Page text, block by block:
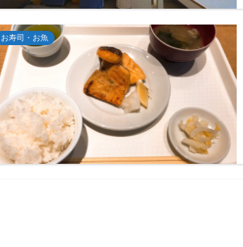
お寿司・お魚